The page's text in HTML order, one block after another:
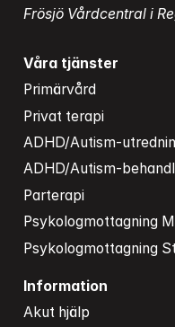
Frösjö Vårdcentral i
Våra tjänster
Primärvård
Privat terapi
ADHD/Autism-
ADHD/Autism-
Parterapi
Psykologmottagning
Psykologmottagning
Information
Akut hjälp